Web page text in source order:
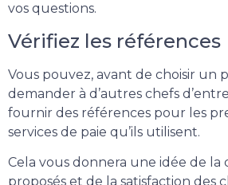
vos questions.
Vérifiez les références
Vous pouvez, avant de choisir un
demander à d’autres chefs
fournir des références pour les
services de paie qu’ils utilisent.
Cela vous donnera une idée de la
proposés et de la satisfaction des